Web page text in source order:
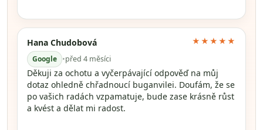
Hana Chudobová
Google •před 4 měsíci
★★★★★
Děkuji za ochotu a vyčerpávající odpověď na můj
dotaz ohledně chřadnoucí buganvilei. Doufám, že se
po vašich radách vzpamatuje, bude zase krásně růst
a kvést a dělat mi radost.